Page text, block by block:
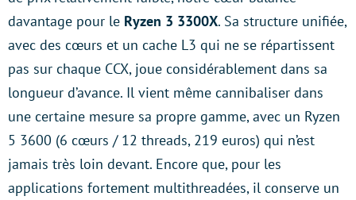
davantage pour le Ryzen 3 3300X. Sa structure unifiée,
avec des cœurs et un cache L3 qui ne se répartissent
pas sur chaque CCX, joue considérablement dans sa
longueur d’avance. Il vient même cannibaliser dans
une certaine mesure sa propre gamme, avec un Ryzen
5 3600 (6 cœurs / 12 threads, 219 euros) qui n’est
jamais très loin devant. Encore que, pour les
applications fortement multithreadées, il conserve un